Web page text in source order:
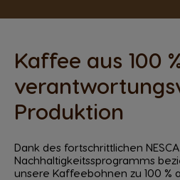
Kaffee aus 100
Produktion
Dank des fortschrittlichen
Nachhaltigkeitssprogramms
unsere Kaffeebohnen zu 100 %